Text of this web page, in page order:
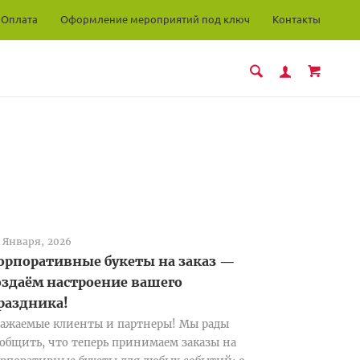
Оплата Оформление мероприятий под ключ Контакты
Января, 2026
букеты на заказ —
настроение вашего
клиенты и партнеры! Мы рады
что теперь принимаем заказы на